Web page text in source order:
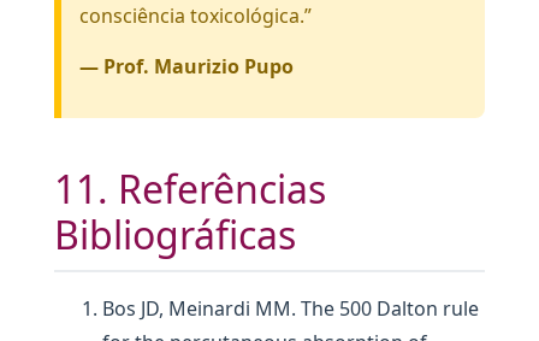
consciência toxicológica.”
— Prof. Maurizio Pupo
11. Referências
Bibliográficas
Bos JD, Meinardi MM. The 500 Dalton rule